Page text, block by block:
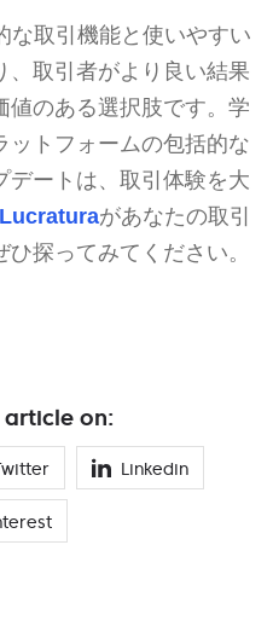
な取引機能と使いやすい
、取引者がより良い結果
値のある選択肢です。学
ットフォームの包括的な
デートは、取引体験を大
があなたの取引
探ってみてください。
article on:
Linkedin